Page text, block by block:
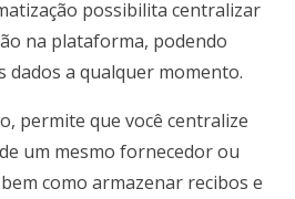
possibilita centralizar
na plataforma, podendo
dados a qualquer momento.
permite que você centralize
um mesmo fornecedor ou
como armazenar recibos e